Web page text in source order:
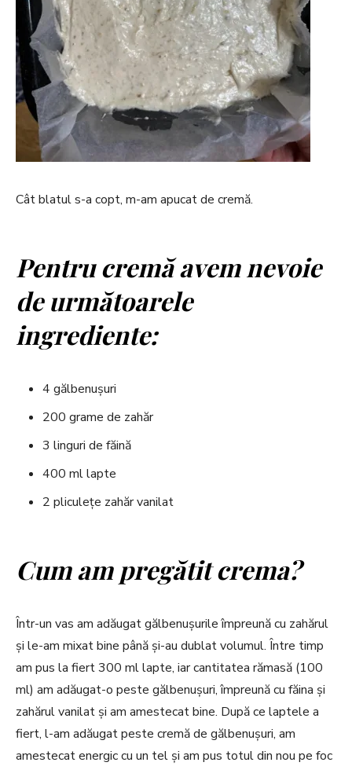
Cât blatul s-a copt, m-am apucat de cremă.
Pentru cremă avem nevoie
de următoarele
ingrediente:
4 gălbenușuri
200 grame de zahăr
3 linguri de făină
400 ml lapte
2 pliculețe zahăr vanilat
Cum am pregătit crema?
Într-un vas am adăugat gălbenușurile împreună cu zahărul
și le-am mixat bine până și-au dublat volumul. Între timp
am pus la fiert 300 ml lapte, iar cantitatea rămasă (100
ml) am adăugat-o peste gălbenușuri, împreună cu făina și
zahărul vanilat și am amestecat bine. După ce laptele a
fiert, l-am adăugat peste cremă de gălbenușuri, am
amestecat energic cu un tel și am pus totul din nou pe foc